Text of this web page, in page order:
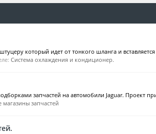
который идет от тонкого шланга и
Система охлаждения и кондиционер.
запчастей на автомобили Jaguar. Проект
магазины запчастей